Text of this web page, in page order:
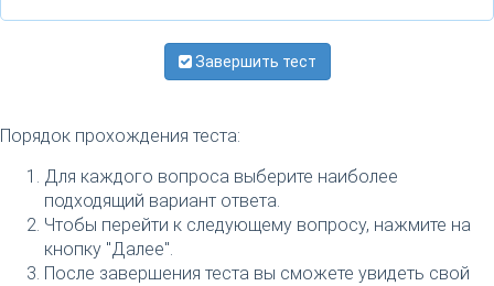
Завершить тест
Порядок прохождения теста:
Для каждого вопроса выберите наиболее
подходящий вариант ответа.
Чтобы перейти к следующему вопросу, нажмите на
кнопку "Далее".
После завершения теста вы сможете увидеть свой